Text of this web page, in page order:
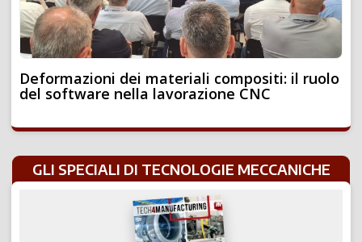
Deformazioni dei materiali compositi: il ruolo
del software nella lavorazione CNC
GLI SPECIALI DI TECNOLOGIE MECCANICHE